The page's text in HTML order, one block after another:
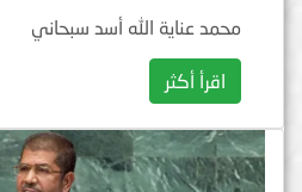
محمد عناية الله أسد سبحاني
اقرأ أكثر